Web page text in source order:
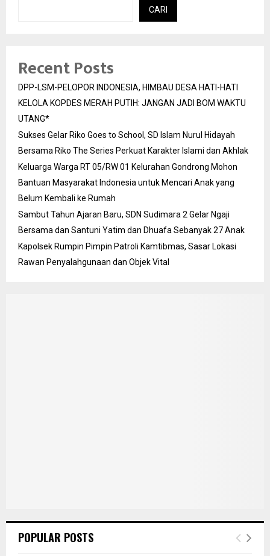
CARI
Recent Posts
DPP-LSM-PELOPOR INDONESIA, HIMBAU DESA HATI-HATI
KELOLA KOPDES MERAH PUTIH: JANGAN JADI BOM WAKTU
UTANG*
Sukses Gelar Riko Goes to School, SD Islam Nurul Hidayah
Bersama Riko The Series Perkuat Karakter Islami dan Akhlak
Keluarga Warga RT 05/RW 01 Kelurahan Gondrong Mohon
Bantuan Masyarakat Indonesia untuk Mencari Anak yang
Belum Kembali ke Rumah
Sambut Tahun Ajaran Baru, SDN Sudimara 2 Gelar Ngaji
Bersama dan Santuni Yatim dan Dhuafa Sebanyak 27 Anak
Kapolsek Rumpin Pimpin Patroli Kamtibmas, Sasar Lokasi
Rawan Penyalahgunaan dan Objek Vital
POPULAR POSTS